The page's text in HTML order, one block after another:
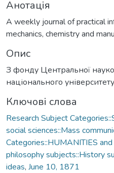
Анотація
A weekly journal of practical
mechanics, chemistry and
Опис
З фонду Центральної
національного
Ключові слова
Research Subject
social sciences::Mass
Categories::HUMANITIES
philosophy subjects::History
ideas, June 10, 1871